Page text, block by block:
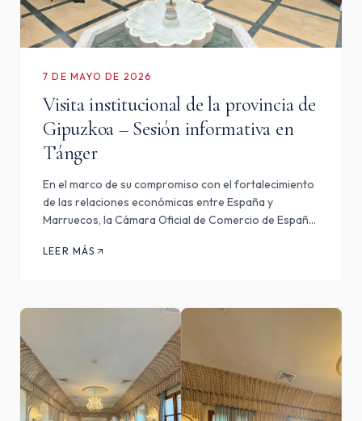
7 DE MAYO DE 2026
Visita institucional de la provincia de
Gipuzkoa – Sesión informativa en
Tánger
En el marco de su compromiso con el fortalecimiento
de las relaciones económicas entre España y
Marruecos, la Cámara Oficial de Comercio de España
pasado 28 de abril, en colaboración con el Centro
LEER MÁS